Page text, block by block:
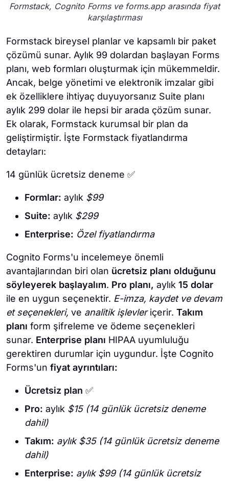
Formstack, Cognito Forms ve forms.app arasında fiyat
karşılaştırması
Formstack bireysel planlar ve kapsamlı bir paket
çözümü sunar. Aylık 99 dolardan başlayan Forms
planı, web formları oluşturmak için mükemmeldir.
Ancak, belge yönetimi ve elektronik imzalar gibi
ek özelliklere ihtiyaç duyuyorsanız Suite planı
aylık 299 dolar ile hepsi bir arada çözüm sunar.
Ek olarak, Formstack kurumsal bir plan da
geliştirmiştir. İşte Formstack fiyatlandırma
detayları:
14 günlük ücretsiz deneme ✅
Formlar: aylık $99
Suite: aylık $299
Enterprise: Özel fiyatlandırma
Cognito Forms'u incelemeye önemli
avantajlarından biri olan ücretsiz planı olduğunu
söyleyerek başlayalım. Pro planı, aylık 15 dolar
ile en uygun seçenektir. E-imza, kaydet ve devam
et seçenekleri, ve analitik işlevleriçerir. Takım
planı form şifreleme ve ödeme seçenekleri
sunar. Enterprise planı HIPAA uyumluluğu
gerektiren durumlar için uygundur. İşte Cognito
Forms'un fiyat ayrıntıları:
Ücretsiz plan ✅
Pro: aylık $15 (14 günlük ücretsiz deneme
dahil)
Takım: aylık $35 (14 günlük ücretsiz deneme
dahil)
Enterprise: aylık $99 (14 günlük ücretsiz